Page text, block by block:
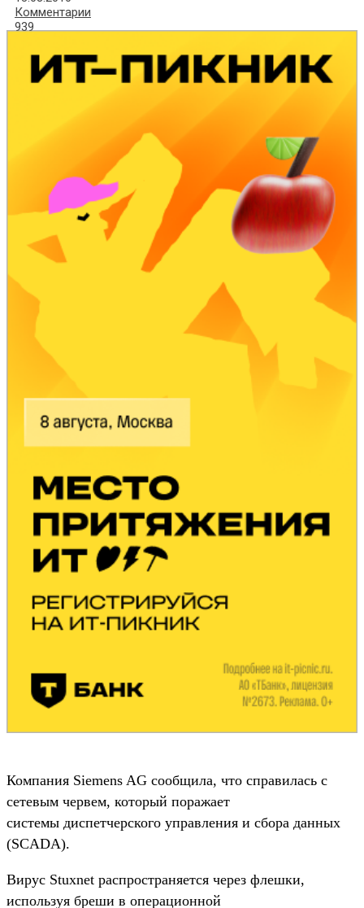
Комментарии
939
Компания Siemens AG сообщила, что справилась с
сетевым червем, который поражает
системы диспетчерского управления и сбора данных
(SCADA).
Вирус Stuxnet распространяется через флешки,
используя бреши в операционной